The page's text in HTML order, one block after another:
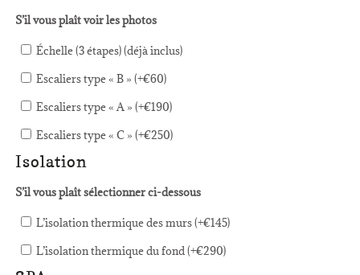
S’il vous plaît voir les photos
Échelle (3 étapes) (déjà inclus)
Escaliers type « B » (+€60)
Escaliers type « A » (+€190)
Escaliers type « C » (+€250)
Isolation
S’il vous plaît sélectionner ci-dessous
L’isolation thermique des murs (+€145)
L’isolation thermique du fond (+€290)